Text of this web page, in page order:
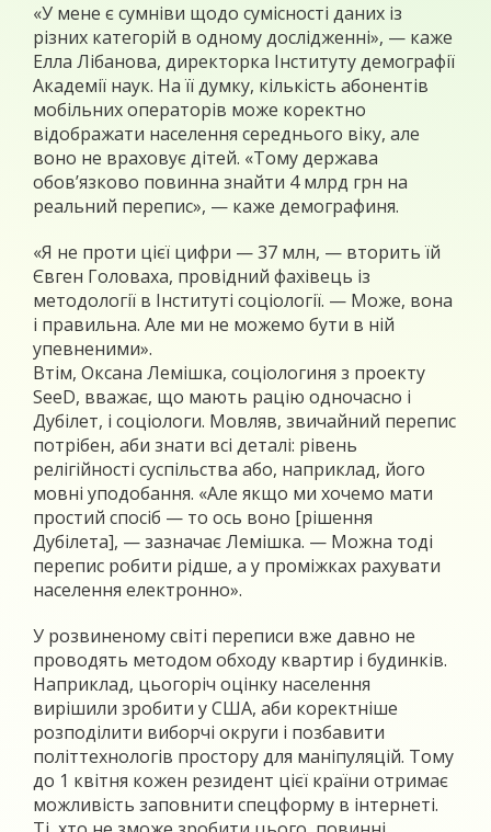
«У мене є сумніви щодо сумісності даних із
різних категорій в одному дослідженні», — каже
Елла Лібанова, директорка Інституту демографії
Академії наук. На її думку, кількість абонентів
мобільних операторів може коректно
відображати населення середнього віку, але
воно не враховує дітей. «Тому держава
обов’язково повинна знайти 4 млрд грн на
реальний перепис», — каже демографиня.
«Я не проти цієї цифри — 37 млн, — вторить їй
Євген Головаха, провідний фахівець із
методології в Інституті соціології. — Може, вона
і правильна. Але ми не можемо бути в ній
упевненими».
Втім, Оксана Лемішка, соціологиня з проекту
SeeD, вважає, що мають рацію одночасно і
Дубілет, і соціологи. Мовляв, звичайний перепис
потрібен, аби знати всі деталі: рівень
релігійності суспільства або, наприклад, його
мовні уподобання. «Але якщо ми хочемо мати
простий спосіб — то ось воно [рішення
Дубілета], — зазначає Лемішка. — Можна тоді
перепис робити рідше, а у проміжках рахувати
населення електронно».
У розвиненому світі переписи вже давно не
проводять методом обходу квартир і будинків.
Наприклад, цьогоріч оцінку населення
вирішили зробити у США, аби коректніше
розподілити виборчі округи і позбавити
політтехнологів простору для маніпуляцій. Тому
до 1 квітня кожен резидент цієї країни отримає
можливість заповнити спецформу в інтернеті.